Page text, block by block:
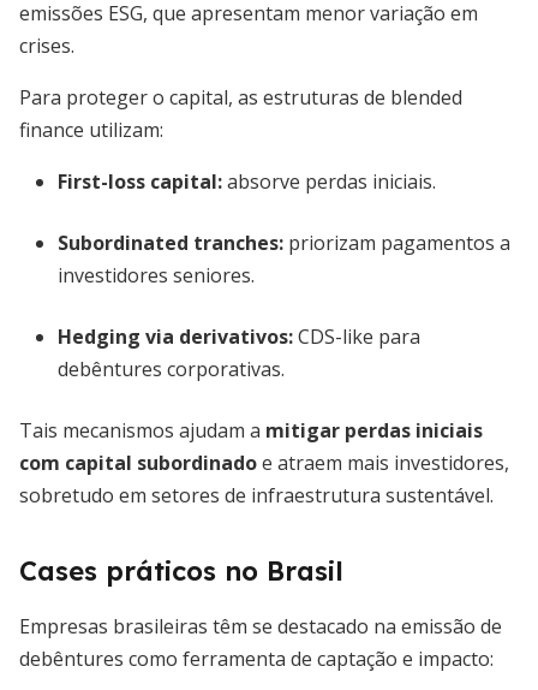
emissões ESG, que apresentam menor variação em
crises.
Para proteger o capital, as estruturas de blended
finance utilizam:
First-loss capital:absorve perdas iniciais.
Subordinated tranches: priorizam pagamentos a
investidores seniores.
Hedging via derivativos:CDS-like para
debêntures corporativas.
Tais mecanismos ajudam a mitigar perdas iniciais
com capital subordinadoe atraem mais investidores,
sobretudo em setores de infraestrutura sustentável.
Cases práticos no Brasil
Empresas brasileiras têm se destacado na emissão de
debêntures como ferramenta de captação e impacto: